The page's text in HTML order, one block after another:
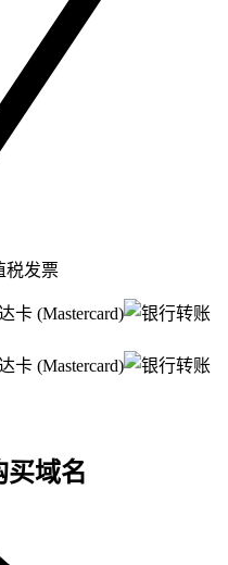
税发票
买域名